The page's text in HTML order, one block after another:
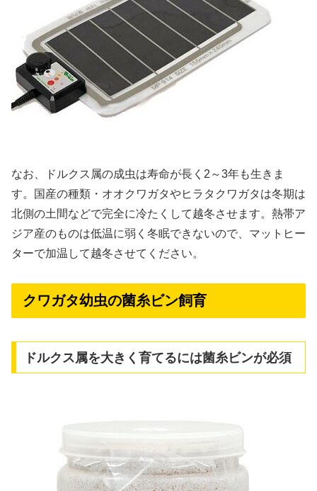
なお、ドルクス属の成虫は寿命が長く2～3年も生きま
す。国産の種類・オオクワガタやヒラタクワガタは冬期は
北側の土間などで完全に冷たくして越冬させます。熱帯ア
ジア産のものは低温に弱く冬眠できないので、マットヒー
ターで加温して越冬させてください。
クワガタ幼虫の菌糸ビン飼育
ドルクス属を大きく育てるには菌糸ビンが必須